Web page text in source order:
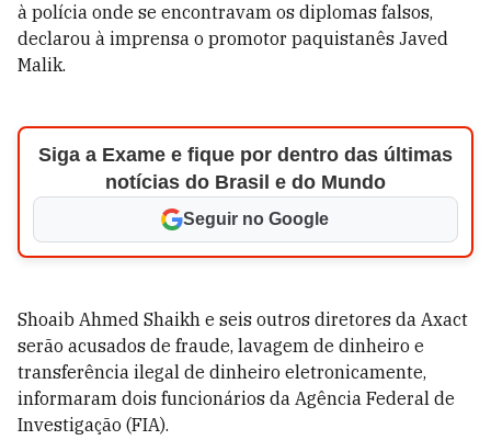
à polícia onde se encontravam os diplomas falsos,
declarou à imprensa o promotor paquistanês Javed
Malik.
Siga a Exame e fique por dentro das últimas
notícias do Brasil e do Mundo
Seguir no Google
Shoaib Ahmed Shaikh e seis outros diretores da Axact
serão acusados de fraude, lavagem de dinheiro e
transferência ilegal de dinheiro eletronicamente,
informaram dois funcionários da Agência Federal de
Investigação (FIA).